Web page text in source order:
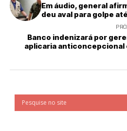
Em áudio, general
deu aval para golpe
Banco indenizará por
aplicaria anticoncepcional